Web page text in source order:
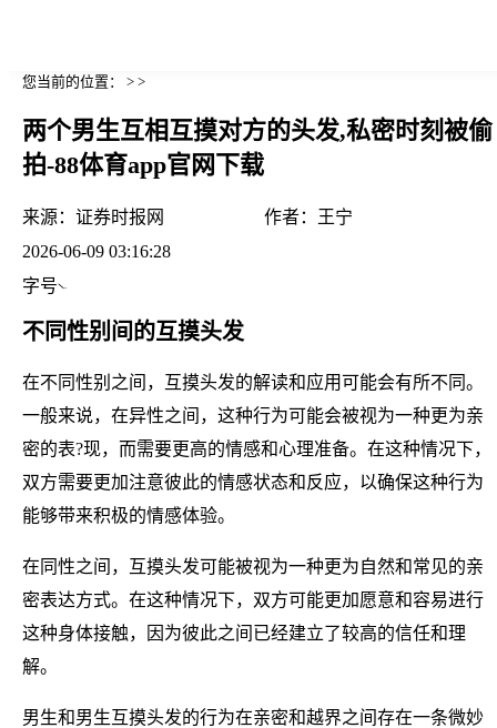
您当前的位置： > >
两个男生互相互摸对方的头发,私密时刻被偷
拍-88体育app官网下载
来源： 证券时报网 作者：
王宁
2026-06-09 03:16:28
字号
不同性别间的互摸头发
在不同性别之间，互摸头发的解读和应用可能会有所不同。
一般来说，在异性之间，这种行为可能会被视为一种更为亲
密的表?现，而需要更高的情感和心理准备。在这种情况下，
双方需要更加注意彼此的情感状态和反应，以确保这种行为
能够带来积极的情感体验。
在同性之间，互摸头发可能被视为一种更为自然和常见的亲
密表达方式。在这种情况下，双方可能更加愿意和容易进行
这种身体接触，因为彼此之间已经建立了较高的信任和理
解。
男生和男生互摸头发的行为在亲密和越界之间存在一条微妙